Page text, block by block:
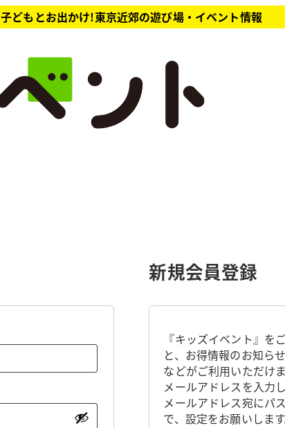
子どもとお出かけ!東京近郊の遊び場・イベント情報
新規会員登録
『キッズイベント』を
と、お得情報のお知ら
などがご利用いただけま
メールアドレスを入力
メールアドレス宛にパ
で、設定をお願いします